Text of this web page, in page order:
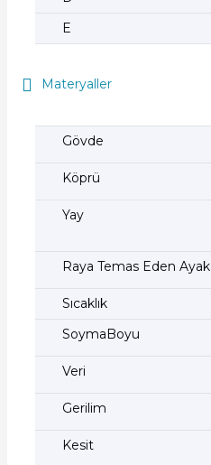
E
Materyaller
Gövde
Köprü
Yay
Raya Temas Eden Ayak
Sıcaklık
SoymaBoyu
Veri
Gerilim
Kesit